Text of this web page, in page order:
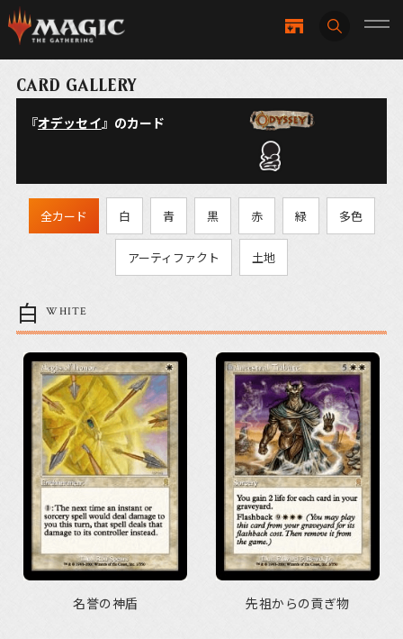
CARD GALLERY
『オデッセイ』のカード
全カード 白 青 黒 赤 緑 多色
アーティファクト 土地
白 WHITE
名誉の神盾 先祖からの貢ぎ物